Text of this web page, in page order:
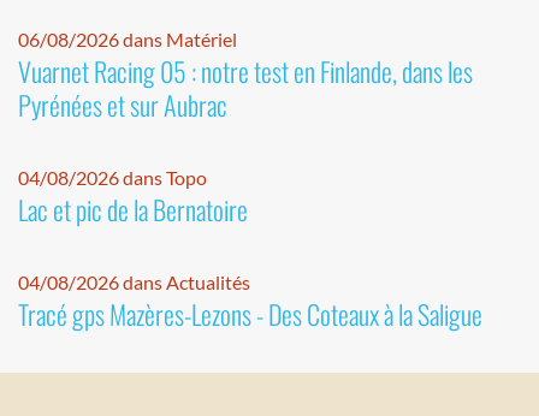
06/08/2026 dans Matériel
Vuarnet Racing 05 : notre test en Finlande, dans les
Pyrénées et sur Aubrac
04/08/2026 dans Topo
Lac et pic de la Bernatoire
04/08/2026 dans Actualités
Tracé gps Mazères-Lezons - Des Coteaux à la Saligue